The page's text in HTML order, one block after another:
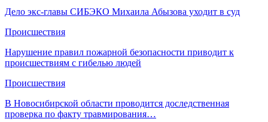
Дело экс-главы СИБЭКО Михаила Абызова уходит в суд
Происшествия
Нарушение правил пожарной безопасности приводит к
происшествиям с гибелью людей
Происшествия
В Новосибирской области проводится доследственная
проверка по факту травмирования…